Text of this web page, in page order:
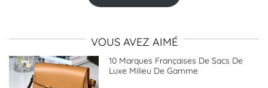
VOUS AVEZ AIMÉ
10 Marques Françaises De Sacs De
Luxe Milieu De Gamme